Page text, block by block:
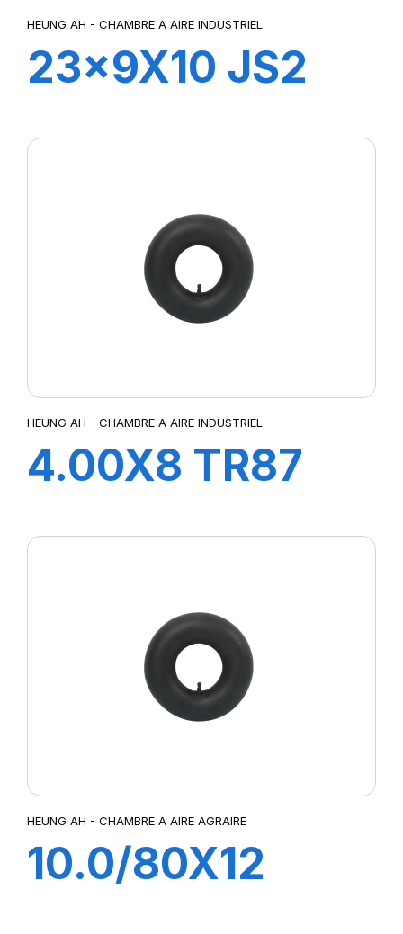
HEUNG AH - CHAMBRE A AIRE INDUSTRIEL
23x9X10 JS2
HEUNG AH - CHAMBRE A AIRE INDUSTRIEL
4.00X8 TR87
HEUNG AH - CHAMBRE A AIRE AGRAIRE
10.0/80X12